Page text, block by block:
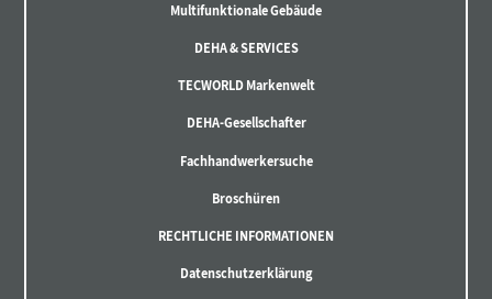
Multifunktionale Gebäude
DEHA & SERVICES
TECWORLD Markenwelt
DEHA-Gesellschafter
Fachhandwerkersuche
Broschüren
RECHTLICHE INFORMATIONEN
Datenschutzerklärung